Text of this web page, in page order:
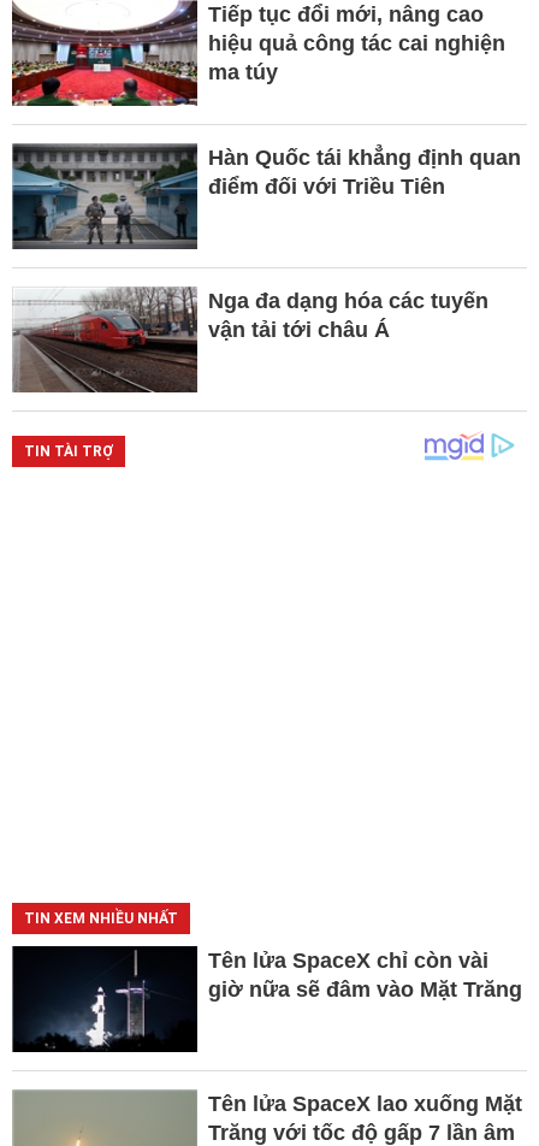
Tiếp tục đổi mới, nâng cao
hiệu quả công tác cai nghiện
ma túy
Hàn Quốc tái khẳng định quan
điểm đối với Triều Tiên
Nga đa dạng hóa các tuyến
vận tải tới châu Á
TIN XEM NHIỀU NHẤT
Tên lửa SpaceX chỉ còn vài
giờ nữa sẽ đâm vào Mặt Trăng
Tên lửa SpaceX lao xuống Mặt
Trăng với tốc độ gấp 7 lần âm